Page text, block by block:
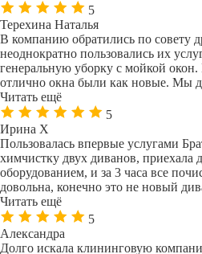
5
Терехина Наталья
В компанию обратились по совету
неоднократно пользовались их
генеральную уборку с мойкой
отлично окна были как новые. Мы
Читать ещё
5
Ирина Х
Пользовалась впервые услугами
химчистку двух диванов, приехала
оборудованием, и за 3 часа все
довольна, конечно это не новый
Читать ещё
5
Александра
Долго искала клининговую